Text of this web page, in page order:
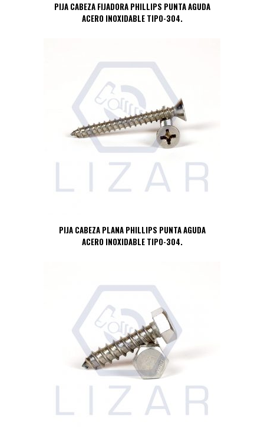
PIJA CABEZA FIJADORA PHILLIPS PUNTA AGUDA
ACERO INOXIDABLE TIPO-304.
PIJA CABEZA PLANA PHILLIPS PUNTA AGUDA
ACERO INOXIDABLE TIPO-304.